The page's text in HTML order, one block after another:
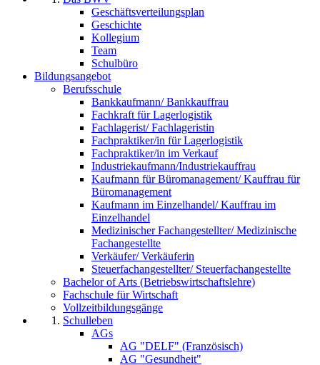
Geschäftsverteilungsplan
Geschichte
Kollegium
Team
Schulbüro
Bildungsangebot
Berufsschule
Bankkaufmann/ Bankkauffrau
Fachkraft für Lagerlogistik
Fachlagerist/ Fachlageristin
Fachpraktiker/in für Lagerlogistik
Fachpraktiker/in im Verkauf
Industriekaufmann/Industriekauffrau
Kaufmann für Büromanagement/ Kauffrau für
Büromanagement
Kaufmann im Einzelhandel/ Kauffrau im
Einzelhandel
Medizinischer Fachangestellter/ Medizinische
Fachangestellte
Verkäufer/ Verkäuferin
Steuerfachangestellter/ Steuerfachangestellte
Bachelor of Arts (Betriebswirtschaftslehre)
Fachschule für Wirtschaft
Vollzeitbildungsgänge
Schulleben
AGs
AG "DELF" (Französisch)
AG "Gesundheit"